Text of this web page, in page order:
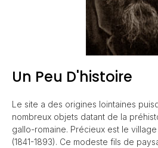
Un Peu D'histoire
Le site a des origines lointaines
nombreux objets datant de la
gallo-romaine. Précieux est le
(1841-1893). Ce modeste fils de